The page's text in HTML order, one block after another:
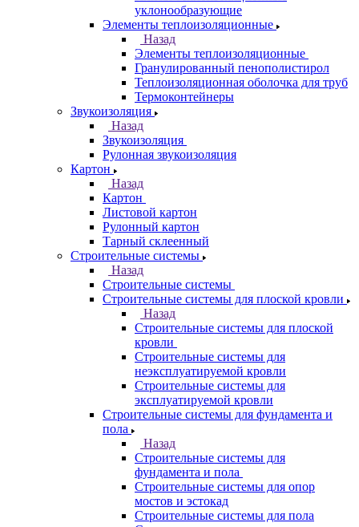
уклонообразующие
Элементы теплоизоляционные
Назад
Элементы теплоизоляционные
Гранулированный пенополистирол
Теплоизоляционная оболочка для труб
Термоконтейнеры
Звукоизоляция
Назад
Звукоизоляция
Рулонная звукоизоляция
Картон
Назад
Картон
Листовой картон
Рулонный картон
Тарный склеенный
Строительные системы
Назад
Строительные системы
Строительные системы для плоской кровли
Назад
Строительные системы для плоской
кровли
Строительные системы для
неэксплуатируемой кровли
Строительные системы для
эксплуатируемой кровли
Строительные системы для фундамента и
пола
Назад
Строительные системы для
фундамента и пола
Строительные системы для опор
мостов и эстокад
Строительные системы для пола